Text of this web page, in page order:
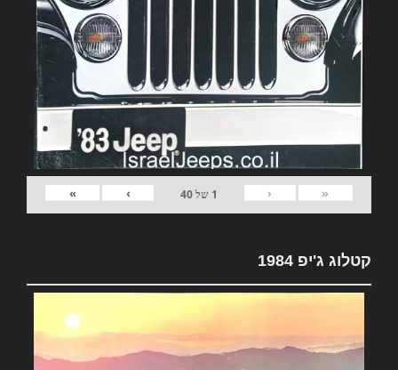
«
‹
1 של40
›
»
קטלוג ג'יפ 1984